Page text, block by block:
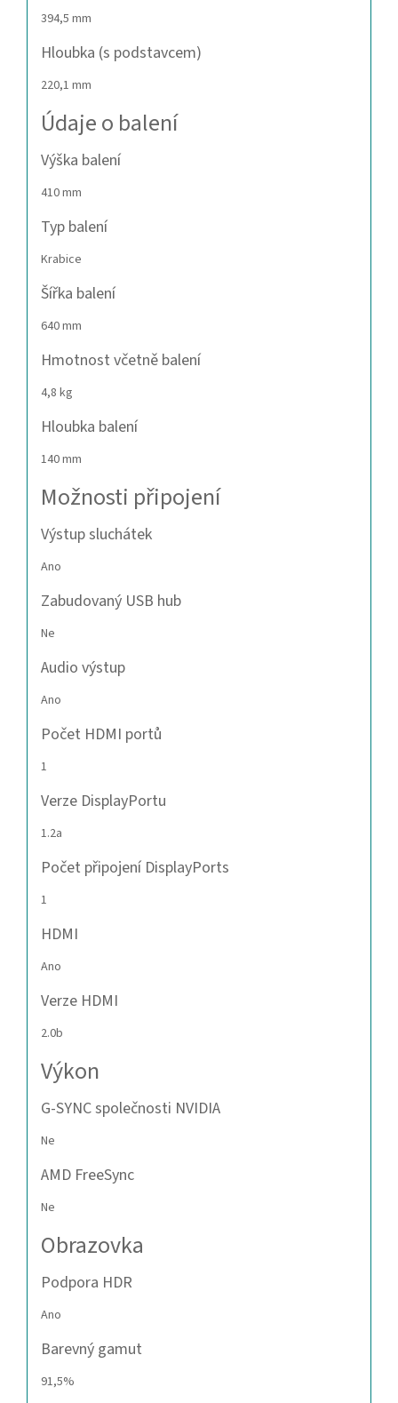
394,5 mm
Hloubka (s podstavcem)
220,1 mm
Údaje o balení
Výška balení
410 mm
Typ balení
Krabice
Šířka balení
640 mm
Hmotnost včetně balení
4,8 kg
Hloubka balení
140 mm
Možnosti připojení
Výstup sluchátek
Ano
Zabudovaný USB hub
Ne
Audio výstup
Ano
Počet HDMI portů
1
Verze DisplayPortu
1.2a
Počet připojení DisplayPorts
1
HDMI
Ano
Verze HDMI
2.0b
Výkon
G-SYNC společnosti NVIDIA
Ne
AMD FreeSync
Ne
Obrazovka
Podpora HDR
Ano
Barevný gamut
91,5%